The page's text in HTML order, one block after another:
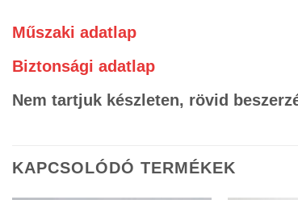
Műszaki adatlap
Biztonsági adatlap
Nem tartjuk készleten, rövid
KAPCSOLÓDÓ TERMÉKEK